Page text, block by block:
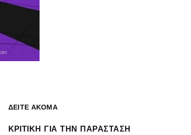
ΔΕΙΤΕ ΑΚΟΜΑ
ΚΡΙΤΙΚΗ ΓΙΑ ΤΗΝ ΠΑΡΑΣΤΑΣΗ